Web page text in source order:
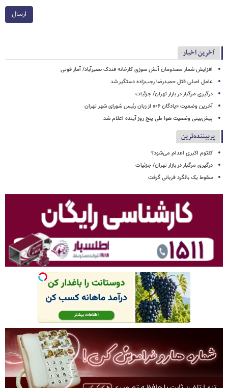
ارسال
آخرین اخبار
افزایش شمار مصدومان آتش سوزی کارخانه فندک نصیرآباد/ آمار فوتی
عامل اصلی قتل حمیدرضا رجب‌زاده دستگیر شد
درگیری مرگبار در بازار تهران/ جزئیات
آخرین وضعیت «پادگان ۰۶» از زبان رئیس شورای شهر تهران
پیش‌بینی وضعیت هوا طی پنج روز آینده اعلام شد
پربیننده‌ترین
کلثوم اکبری اعدام می‌شود؟
درگیری مرگبار در بازار تهران/ جزئیات
سقوط یک بالگرد قربانی گرفت